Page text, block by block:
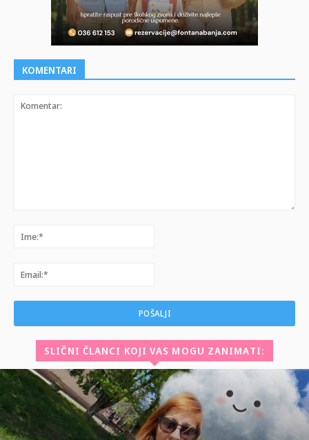
KOMENTARI
SLIČNI ČLANCI KOJI VAS MOGU ZANIMATI: